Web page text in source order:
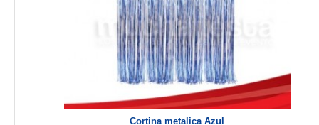
Cortina metalica Azul